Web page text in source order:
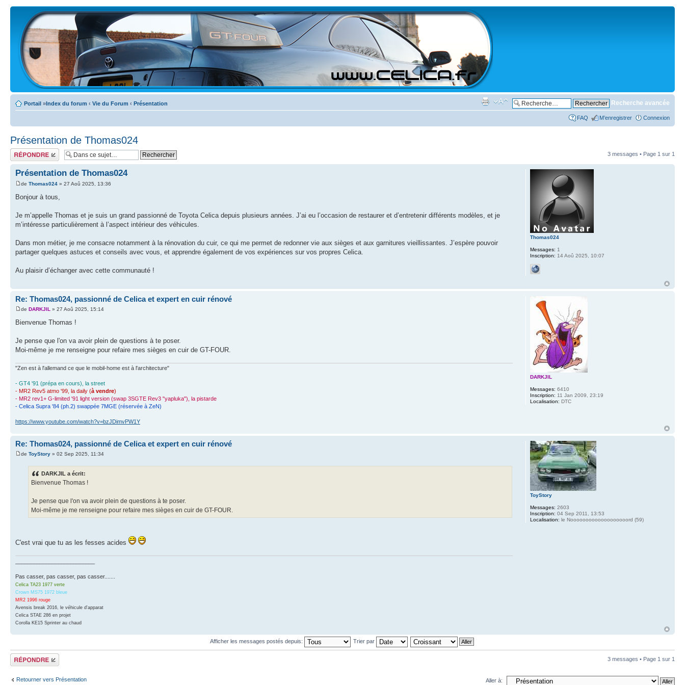
Portail »Index du forum ‹ Vie du Forum ‹ Présentation Recherche avancée
FAQ M’enregistrer Connexion
Présentation de Thomas024
Écrire un
commentaire
3 messages • Page 1 sur 1
Présentation de Thomas024
de Thomas024 » 27 Aoû 2025, 13:36
Bonjour à tous,
Je m’appelle Thomas et je suis un grand passionné de Toyota Celica depuis plusieurs années. J’ai eu l’occasion de restaurer et d’entretenir différents modèles, et je
m’intéresse particulièrement à l’aspect intérieur des véhicules.
Dans mon métier, je me consacre notamment à la rénovation du cuir, ce qui me permet de redonner vie aux sièges et aux garnitures vieillissantes. J’espère pouvoir
partager quelques astuces et conseils avec vous, et apprendre également de vos expériences sur vos propres Celica.
Au plaisir d’échanger avec cette communauté !
Thomas024
Messages: 1
Inscription: 14 Aoû 2025, 10:07
Re: Thomas024, passionné de Celica et expert en cuir rénové
de DARKJIL » 27 Aoû 2025, 15:14
Bienvenue Thomas !
Je pense que l'on va avoir plein de questions à te poser.
Moi-même je me renseigne pour refaire mes sièges en cuir de GT-FOUR.
"Zen est à l'allemand ce que le mobil-home est à l'architecture"
- GT4 '91 (prépa en cours), la street
- MR2 Rev5 atmo '99, la daily (à vendre)
- MR2 rev1+ G-limited '91 light version (swap 3SGTE Rev3 "yapluka"), la pistarde
- Celica Supra '84 (ph.2) swappée 7MGE (réservée à ZeN)
https://www.youtube.com/watch?v=bzJDimvPW1Y
DARKJIL
Messages: 6410
Inscription: 11 Jan 2009, 23:19
Localisation: DTC
Re: Thomas024, passionné de Celica et expert en cuir rénové
de ToyStory » 02 Sep 2025, 11:34
DARKJIL a écrit:
Bienvenue Thomas !
Je pense que l'on va avoir plein de questions à te poser.
Moi-même je me renseigne pour refaire mes sièges en cuir de GT-FOUR.
C'est vrai que tu as les fesses acides
Pas casser, pas casser, pas casser.......
Celica TA23 1977 verte
Crown MS75 1972 bleue
MR2 1996 rouge
Avensis break 2016, le véhicule d'apparat
Celica STAE 286 en projet
Corolla KE15 Sprinter au chaud
ToyStory
Messages: 2603
Inscription: 04 Sep 2011, 13:53
Localisation: le Nooooooooooooooooooord (59)
Afficher les messages postés depuis: Trier par
Écrire un
commentaire
3 messages • Page 1 sur 1
Retourner vers Présentation Aller à: